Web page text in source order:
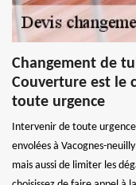
Changement de
Couverture est le
toute urgence
Intervenir de toute
envolées à Vacognes-
mais aussi de limiter les